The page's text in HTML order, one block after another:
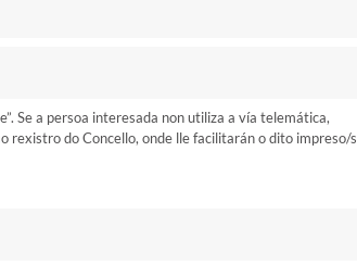
Se a persoa interesada non utiliza a vía telemática,
rexistro do Concello, onde lle facilitarán o dito impreso/s